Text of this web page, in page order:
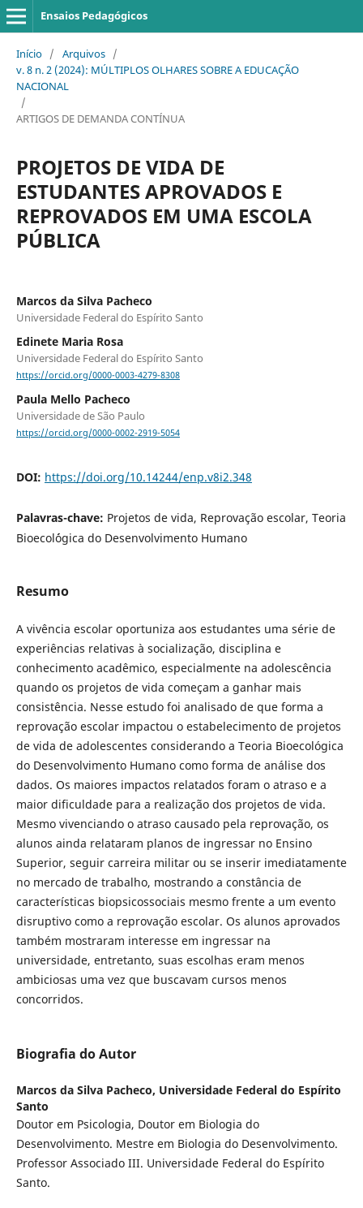
Ensaios Pedagógicos
Início / Arquivos /
v. 8 n. 2 (2024): MÚLTIPLOS OLHARES SOBRE A EDUCAÇÃO
NACIONAL
/
ARTIGOS DE DEMANDA CONTÍNUA
PROJETOS DE VIDA DE
ESTUDANTES APROVADOS E
REPROVADOS EM UMA ESCOLA
PÚBLICA
Marcos da Silva Pacheco
Universidade Federal do Espírito Santo
Edinete Maria Rosa
Universidade Federal do Espírito Santo
https://orcid.org/0000-0003-4279-8308
Paula Mello Pacheco
Universidade de São Paulo
https://orcid.org/0000-0002-2919-5054
DOI: https://doi.org/10.14244/enp.v8i2.348
Palavras-chave: Projetos de vida, Reprovação escolar, Teoria
Bioecol´ógica do Desenvolvimento Humano
Resumo
A vivência escolar oportuniza aos estudantes uma série de
experiências relativas à socialização, disciplina e
conhecimento acadêmico, especialmente na adolescência
quando os projetos de vida começam a ganhar mais
consistência. Nesse estudo foi analisado de que forma a
reprovação escolar impactou o estabelecimento de projetos
de vida de adolescentes considerando a Teoria Bioecológica
do Desenvolvimento Humano como forma de análise dos
dados. Os maiores impactos relatados foram o atraso e a
maior dificuldade para a realização dos projetos de vida.
Mesmo vivenciando o atraso causado pela reprovação, os
alunos ainda relataram planos de ingressar no Ensino
Superior, seguir carreira militar ou se inserir imediatamente
no mercado de trabalho, mostrando a constância de
características biopsicossociais mesmo frente a um evento
disruptivo como a reprovação escolar. Os alunos aprovados
também mostraram interesse em ingressar na
universidade, entretanto, suas escolhas eram menos
ambiciosas uma vez que buscavam cursos menos
concorridos.
Biografia do Autor
Marcos da Silva Pacheco, Universidade Federal do Espírito
Santo
Doutor em Psicologia, Doutor em Biologia do
Desenvolvimento. Mestre em Biologia do Desenvolvimento.
Professor Associado III. Universidade Federal do Espírito
Santo.